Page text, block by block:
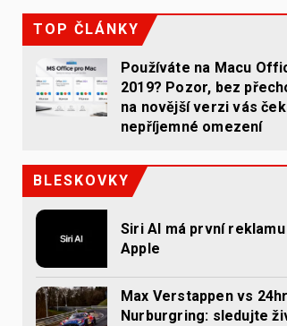
TOP ČLÁNKY
Používáte na Macu
2019? Pozor, bez
na novější verzi vás
nepříjemné omezení
BLESKOVKY
Siri AI má první
Apple
Max Verstappen vs 24hr
Nurburgring: sledujte